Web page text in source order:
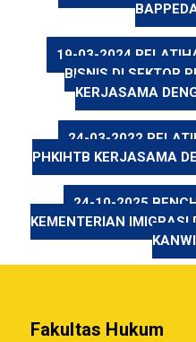
19-03-2024
BISNIS DI SEKTOR
KERJASAMA
24-03-2022
PHKIHTB KERJASAMA
24-10-2025
KEMENTERIAN
Fakultas Hukum